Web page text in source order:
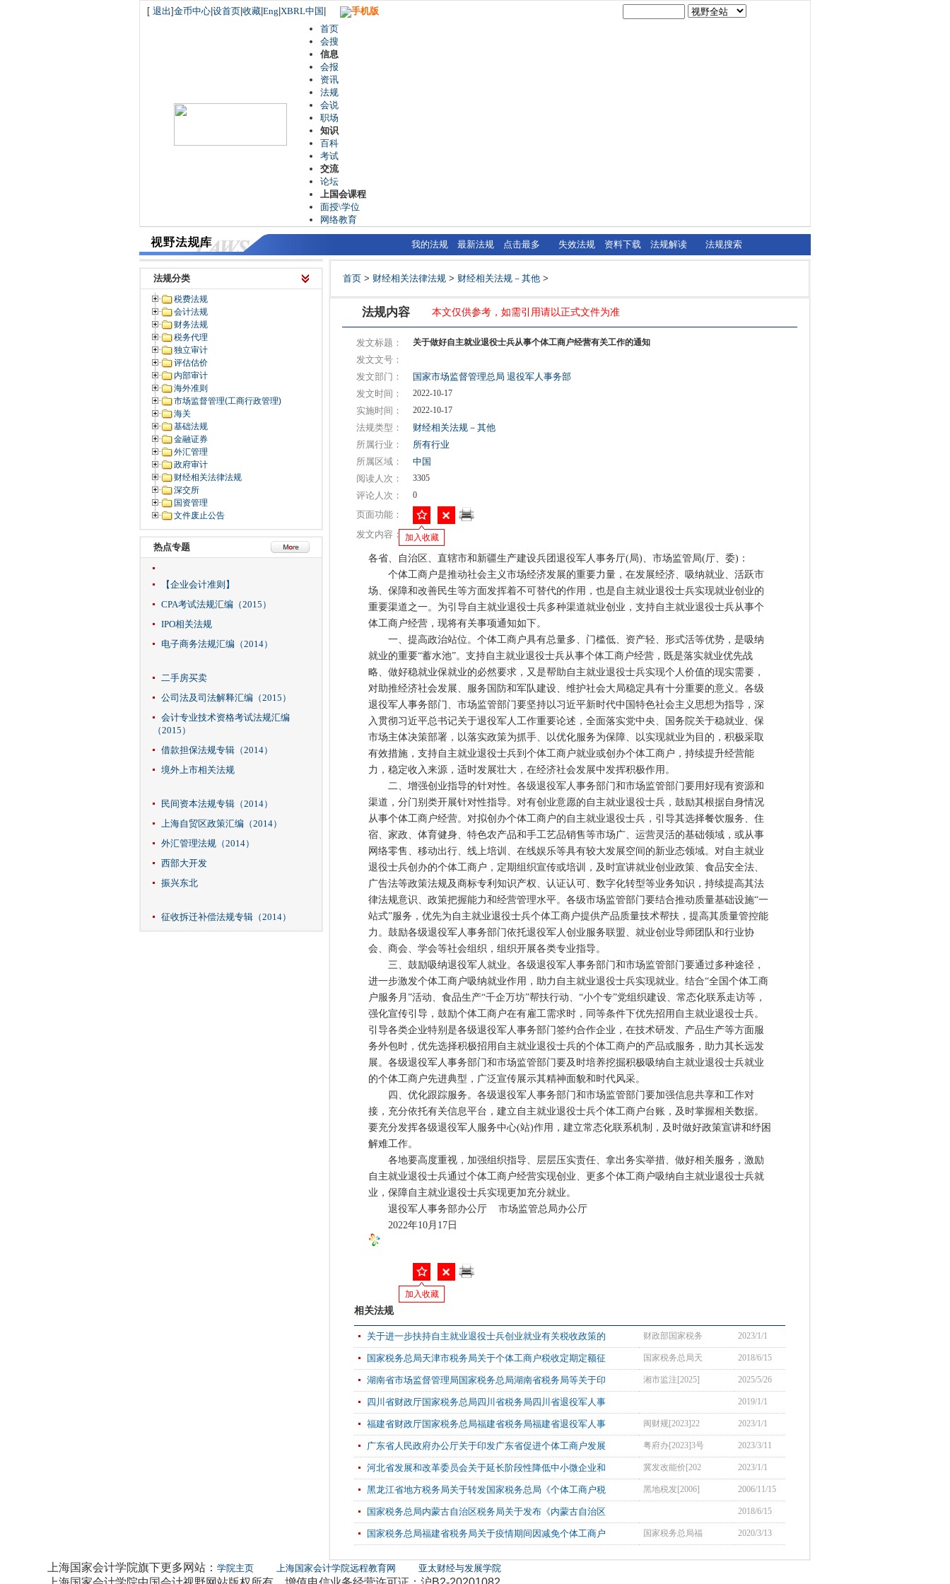
[ 退出]金币中心 设首页 收藏 Eng XBRL中国
手机版
首页
会搜
信息
会报
资讯
法规
会说
职场
知识
百科
考试
交流
论坛
上国会课程
面授\学位
网络教育
我的法规 最新法规 点击最多 失效法规 资料下载 法规解读 法规搜索
法规分类
税费法规
会计法规
财务法规
税务代理
独立审计
评估估价
内部审计
海外准则
市场监督管理(工商行政管理)
海关
基础法规
金融证券
外汇管理
政府审计
财经相关法律法规
深交所
国资管理
文件废止公告
热点专题
【企业会计准则】
CPA考试法规汇编（2015）
IPO相关法规
电子商务法规汇编（2014）
二手房买卖
公司法及司法解释汇编（2015）
会计专业技术资格考试法规汇编
（2015）
借款担保法规专辑（2014）
境外上市相关法规
民间资本法规专辑（2014）
上海自贸区政策汇编（2014）
外汇管理法规（2014）
西部大开发
振兴东北
征收拆迁补偿法规专辑（2014）
首页 > 财经相关法律法规 > 财经相关法规－其他 >
法规内容 本文仅供参考，如需引用请以正式文件为准
发文标题： 关于做好自主就业退役士兵从事个体工商户经营有关工作的通知
发文文号：
发文部门：
国家市场监督管理总局 退役军人事务部
发文时间：
2022-10-17
实施时间： 2022-10-17
法规类型：
财经相关法规－其他
所属行业：
所有行业
所属区域：
中国
阅读人次：
3305
评论人次： 0
页面功能：
加入收藏
发文内容：
各省、自治区、直辖市和新疆生产建设兵团退役军人事务厅(局)、市场监管局(厅、委)：
个体工商户是推动社会主义市场经济发展的重要力量，在发展经济、吸纳就业、活跃市
场、保障和改善民生等方面发挥着不可替代的作用，也是自主就业退役士兵实现就业创业的
重要渠道之一。为引导自主就业退役士兵多种渠道就业创业，支持自主就业退役士兵从事个
体工商户经营，现将有关事项通知如下。
一、提高政治站位。个体工商户具有总量多、门槛低、资产轻、形式活等优势，是吸纳
就业的重要“蓄水池”。支持自主就业退役士兵从事个体工商户经营，既是落实就业优先战
略、做好稳就业保就业的必然要求，又是帮助自主就业退役士兵实现个人价值的现实需要，
对助推经济社会发展、服务国防和军队建设、维护社会大局稳定具有十分重要的意义。各级
退役军人事务部门、市场监管部门要坚持以习近平新时代中国特色社会主义思想为指导，深
入贯彻习近平总书记关于退役军人工作重要论述，全面落实党中央、国务院关于稳就业、保
市场主体决策部署，以落实政策为抓手、以优化服务为保障、以实现就业为目的，积极采取
有效措施，支持自主就业退役士兵到个体工商户就业或创办个体工商户，持续提升经营能
力，稳定收入来源，适时发展壮大，在经济社会发展中发挥积极作用。
二、增强创业指导的针对性。各级退役军人事务部门和市场监管部门要用好现有资源和
渠道，分门别类开展针对性指导。对有创业意愿的自主就业退役士兵，鼓励其根据自身情况
从事个体工商户经营。对拟创办个体工商户的自主就业退役士兵，引导其选择餐饮服务、住
宿、家政、体育健身、特色农产品和手工艺品销售等市场广、运营灵活的基础领域，或从事
网络零售、移动出行、线上培训、在线娱乐等具有较大发展空间的新业态领域。对自主就业
退役士兵创办的个体工商户，定期组织宣传或培训，及时宣讲就业创业政策、食品安全法、
广告法等政策法规及商标专利知识产权、认证认可、数字化转型等业务知识，持续提高其法
律法规意识、政策把握能力和经营管理水平。各级市场监管部门要结合推动质量基础设施“一
站式”服务，优先为自主就业退役士兵个体工商户提供产品质量技术帮扶，提高其质量管控能
力。鼓励各级退役军人事务部门依托退役军人创业服务联盟、就业创业导师团队和行业协
会、商会、学会等社会组织，组织开展各类专业指导。
三、鼓励吸纳退役军人就业。各级退役军人事务部门和市场监管部门要通过多种途径，
进一步激发个体工商户吸纳就业作用，助力自主就业退役士兵实现就业。结合“全国个体工商
户服务月”活动、食品生产“千企万坊”帮扶行动、“小个专”党组织建设、常态化联系走访等，
强化宣传引导，鼓励个体工商户在有雇工需求时，同等条件下优先招用自主就业退役士兵。
引导各类企业特别是各级退役军人事务部门签约合作企业，在技术研发、产品生产等方面服
务外包时，优先选择积极招用自主就业退役士兵的个体工商户的产品或服务，助力其长远发
展。各级退役军人事务部门和市场监管部门要及时培养挖掘积极吸纳自主就业退役士兵就业
的个体工商户先进典型，广泛宣传展示其精神面貌和时代风采。
四、优化跟踪服务。各级退役军人事务部门和市场监管部门要加强信息共享和工作对
接，充分依托有关信息平台，建立自主就业退役士兵个体工商户台账，及时掌握相关数据。
要充分发挥各级退役军人服务中心(站)作用，建立常态化联系机制，及时做好政策宣讲和纾困
解难工作。
各地要高度重视，加强组织指导、层层压实责任、拿出务实举措、做好相关服务，激励
自主就业退役士兵通过个体工商户经营实现创业、更多个体工商户吸纳自主就业退役士兵就
业，保障自主就业退役士兵实现更加充分就业。
退役军人事务部办公厅 市场监管总局办公厅
2022年10月17日
加入收藏
相关法规
关于进一步扶持自主就业退役士兵创业就业有关税收政策的 财政部国家税务 2023/1/1
国家税务总局天津市税务局关于个体工商户税收定期定额征 国家税务总局天 2018/6/15
湖南省市场监督管理局国家税务总局湖南省税务局等关于印 湘市监注[2025] 2025/5/26
四川省财政厅国家税务总局四川省税务局四川省退役军人事 2019/1/1
福建省财政厅国家税务总局福建省税务局福建省退役军人事 闽财规[2023]22 2023/1/1
广东省人民政府办公厅关于印发广东省促进个体工商户发展 粤府办[2023]3号 2023/3/11
河北省发展和改革委员会关于延长阶段性降低中小微企业和 冀发改能价[202 2023/1/1
黑龙江省地方税务局关于转发国家税务总局《个体工商户税 黑地税发[2006] 2006/11/15
国家税务总局内蒙古自治区税务局关于发布《内蒙古自治区 2018/6/15
国家税务总局福建省税务局关于疫情期间因减免个体工商户 国家税务总局福 2020/3/13
上海国家会计学院旗下更多网站： 学院主页 上海国家会计学院远程教育网 亚太财经与发展学院